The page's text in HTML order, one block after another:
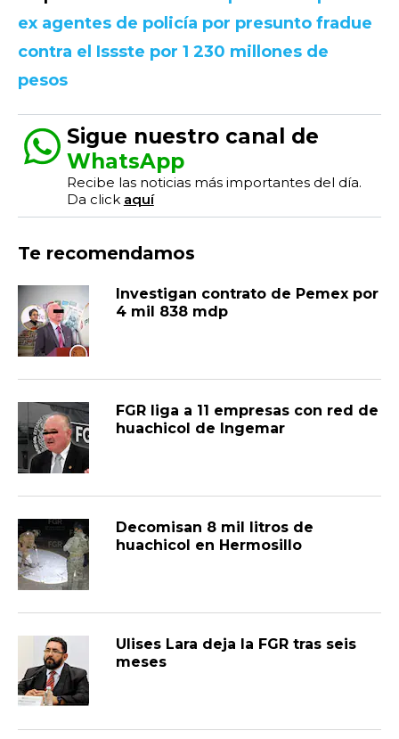
ex agentes de policía por presunto fradue
contra el Issste por 1 230 millones de
pesos
Sigue nuestro canal de
WhatsApp
Recibe las noticias más importantes del día.
Da click aquí
Te recomendamos
Investigan contrato de Pemex por
4 mil 838 mdp
FGR liga a 11 empresas con red de
huachicol de Ingemar
Decomisan 8 mil litros de
huachicol en Hermosillo
Ulises Lara deja la FGR tras seis
meses